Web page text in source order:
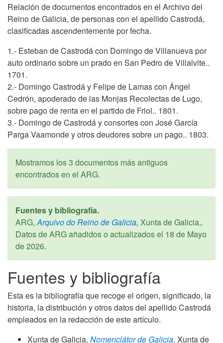
Relación de documentos encontrados en el Archivo del
Reino de Galicia, de personas con el apellido Castrodá,
clasificadas ascendentemente por fecha.
1.- Esteban de Castrodá con Domingo de Villanueva por
auto ordinario sobre un prado en San Pedro de Villalvite..
1701.
2.- Domingo Castrodá y Felipe de Lamas con Ángel
Cedrón, apoderado de las Monjas Recolectas de Lugo,
sobre pago de renta en el partido de Friol.. 1801.
3.- Domingo de Castrodá y consortes con José García
Parga Vaamonde y otros deudores sobre un pago.. 1803.
Mostramos los 3 documentos más antiguos
encontrados en el ARG.
Fuentes y bibliografía.
ARG, Arquivo do Reino de Galicia, Xunta de Galicia,.
Datos de ARG añadidos o actualizados el 18 de Mayo
de 2026.
Fuentes y bibliografía
Esta es la bibliografía que recoge el origen, significado, la
historia, la distribución y otros datos del apellido Castrodá
empleados en la redacción de este artículo.
Xunta de Galicia, Nomenclátor de Galicia, Xunta de